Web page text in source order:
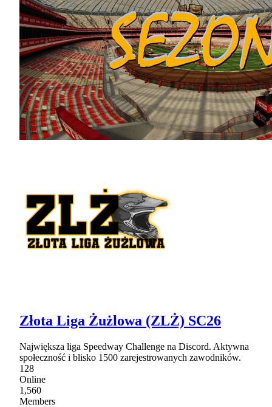
Złota Liga Żużlowa (ZLŻ) SC26
Największa liga Speedway Challenge na Discord. Aktywna
społeczność i blisko 1500 zarejestrowanych zawodników.
128
Online
1,560
Members